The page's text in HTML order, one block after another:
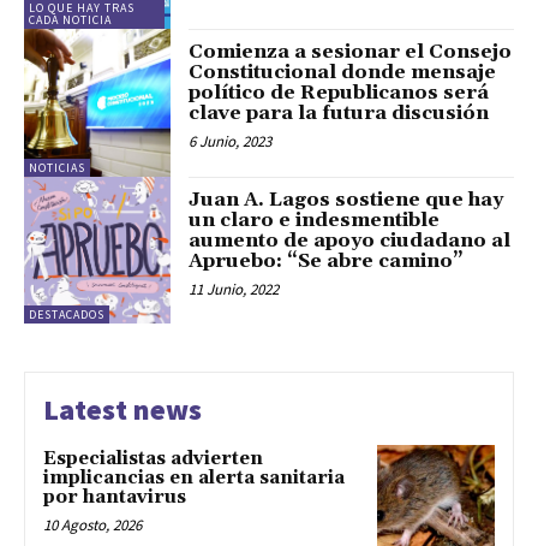
LO QUE HAY TRAS
CADA NOTICIA
NOTICIAS
Comienza a sesionar el Consejo
Constitucional donde mensaje
político de Republicanos será
clave para la futura discusión
6 Junio, 2023
DESTACADOS
Juan A. Lagos sostiene que hay
un claro e indesmentible
aumento de apoyo ciudadano al
Apruebo: “Se abre camino”
11 Junio, 2022
Latest news
Especialistas advierten
implicancias en alerta sanitaria
por hantavirus
10 Agosto, 2026